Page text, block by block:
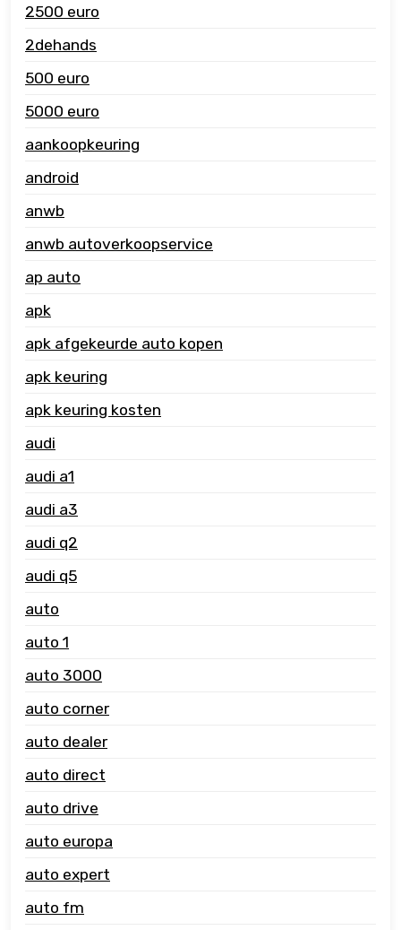
2500 euro
2dehands
500 euro
5000 euro
aankoopkeuring
android
anwb
anwb autoverkoopservice
ap auto
apk
apk afgekeurde auto kopen
apk keuring
apk keuring kosten
audi
audi a1
audi a3
audi q2
audi q5
auto
auto 1
auto 3000
auto corner
auto dealer
auto direct
auto drive
auto europa
auto expert
auto fm